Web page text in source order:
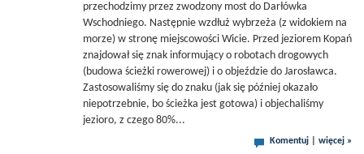
przechodzimy przez zwodzony most do Darłówka
Wschodniego. Następnie wzdłuż wybrzeża (z widokiem na
morze) w stronę miejscowości Wicie. Przed jeziorem Kopań
znajdował się znak informujący o robotach drogowych
(budowa ścieżki rowerowej) i o objeździe do Jarosławca.
Zastosowaliśmy się do znaku (jak się później okazało
niepotrzebnie, bo ścieżka jest gotowa) i objechaliśmy
jezioro, z czego 80%...
Komentuj więcej »